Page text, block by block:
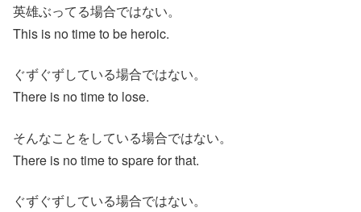
英雄ぶってる場合ではない。
This is no time to be heroic.
ぐずぐずしている場合ではない。
There is no time to lose.
そんなことをしている場合ではない。
There is no time to spare for that.
ぐずぐずしている場合ではない。